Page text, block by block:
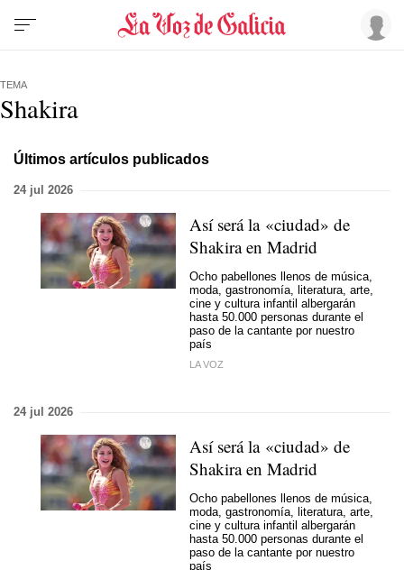
TEMA
Shakira
Últimos artículos publicados
24 jul 2026
Así será la «ciudad» de
Shakira en Madrid
Ocho pabellones llenos de música,
moda, gastronomía, literatura, arte,
cine y cultura infantil albergarán
hasta 50.000 personas durante el
paso de la cantante por nuestro
país
LA VOZ
24 jul 2026
Así será la «ciudad» de
Shakira en Madrid
Ocho pabellones llenos de música,
moda, gastronomía, literatura, arte,
cine y cultura infantil albergarán
hasta 50.000 personas durante el
paso de la cantante por nuestro
país